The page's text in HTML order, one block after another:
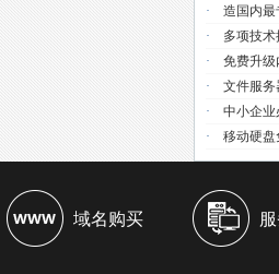
· 造国内最
· 多项技
· 免费升级
· 文件服务
· 中小企
· 移动硬盘
域名购买